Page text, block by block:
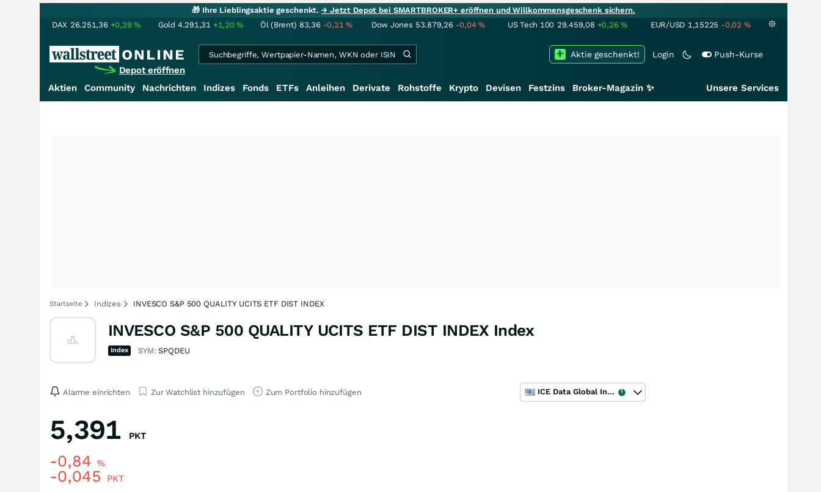
🎁 Ihre Lieblingsaktie geschenkt.→ Jetzt Depot bei SMARTBROKER+ eröffnen und Willkommensgeschenk sichern.
DAX 26.251,36 +0,29% Gold 4.291,31 +1,20% Öl (Brent) 83,36 -0,21% Dow Jones 53.879,26 -0,04% US Tech 100 29.459,08 +0,26% EUR/USD 1,15225 -0,02 %
Depot eröffnen
Login Push-Kurse
Aktie geschenkt!
Aktien Community Nachrichten Indizes Fonds ETFs Anleihen Derivate Rohstoffe Krypto Devisen Festzins Broker-Magazin ✨ Unsere Services
Startseite Indizes INVESCO S&P 500 QUALITY UCITS ETF DIST INDEX
INVESCO S&P 500 QUALITY UCITS ETF DIST INDEX Index
Index SYM:SPQDEU
Alarme einrichten Zur Watchlist hinzufügen Zum Portfolio hinzufügen ICE Data Global Index
5,391 PKT
-0,84 %
-0,045 PKT